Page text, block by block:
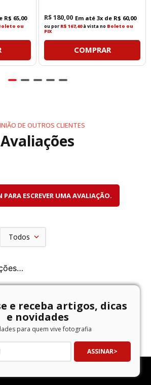
R$ 65,00
ou
R$180,00 Em até 3x de R$ 60,00
ou por R$ 167,40à vista no Boleto ou
PIX
COMPRAR
DE OUTROS CLIENTES
Avaliações
PARA ESCREVER UMA AVALIAÇÃO.
Todos
e receba artigos, dicas
e novidades
para quem vive fotografia
ASSINAR